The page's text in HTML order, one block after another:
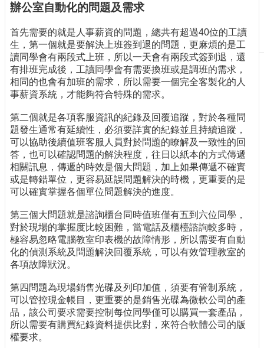
物
校
務
服
務
專
題
報
導
技
術
論
壇
產
業
專
欄
辦公室自動化的問題及需求
首先需要的就是人事薪資的問題，總共有超過40位的工讀
生，第一個就是要解決上班簽到退的問題，更麻煩的是工
讀同學會有兩段式上班，所以一天會有兩段式簽到退，還
有排班完成後，工讀同學會有需要換班或是調班的需求，
相同的也會有加班的需求，所以需要一個完全客製化的人
事薪資系統，才能夠符合特殊的需求。
第二個就是各項客服資訊的紀錄及回覆追蹤，對於各種問
題發生通常有延續性，必須要詳實的紀錄並且持續追蹤，
可以協助後續值班客服人員對於問題的瞭解及一致性的回
答，也可以確認問題的解決程度，往日以紙本的方式傳遞
相關訊息，傳遞的時效是個大問題，加上如果傳遞不確實
或是轉錯單位，更容易延誤問題解決的時機，更重要的是
可以確實掌握各個單位問題解決的進度。
第三個大問題就是諮詢櫃台同時值班僅有五到六位同學，
對於現場的掌握度比較困難，當電話及櫃檯諮詢較多時，
極容易忽略電腦教室印表機的故障情形，所以需要有自動
化的偵測系統及問題解決回覆系統，可以有效管理教室的
各項故障狀況。
第四問題為現場銷售光碟及列印加值，須要有管制系統，
可以管控現金帳目，更重要的是銷售光碟為微軟公司的產
品，該公司要求需要控制每位同學僅可以購買一套產品，
所以需要有購買紀錄資料提供比對，來符合軟體公司的版
權要求。